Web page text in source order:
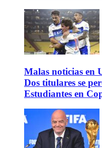
Malas noticias en
Dos titulares se
Estudiantes en